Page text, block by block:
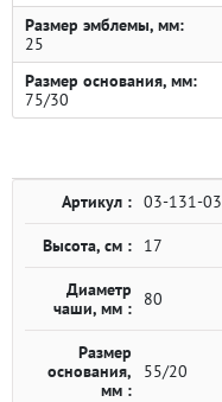
Размер эмблемы, мм:
25
Размер основания, мм:
75/30
Артикул : 03-131-03
Высота, см : 17
Диаметр
чаши, мм :
80
Размер
основания,
мм :
55/20